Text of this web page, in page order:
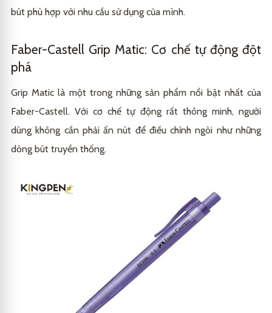
bút phù hợp với nhu cầu sử dụng của mình.
Faber-Castell Grip Matic: Cơ chế tự động đột
phá
Grip Matic là một trong những sản phẩm nổi bật nhất của
Faber-Castell. Với cơ chế tự động rất thông minh, người
dùng không cần phải ấn nút để điều chỉnh ngòi như những
dòng bút truyền thống.